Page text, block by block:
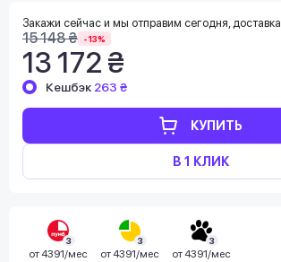
Закажи сейчас и мы отправим сегодня, доставка
15 148 ₴ -13%
13 172 ₴
КУПИТЬ
В 1 КЛИК
Кешбэк 263 ₴
3
от 4391/мес
3
от 4391/мес
3
от 4391/мес